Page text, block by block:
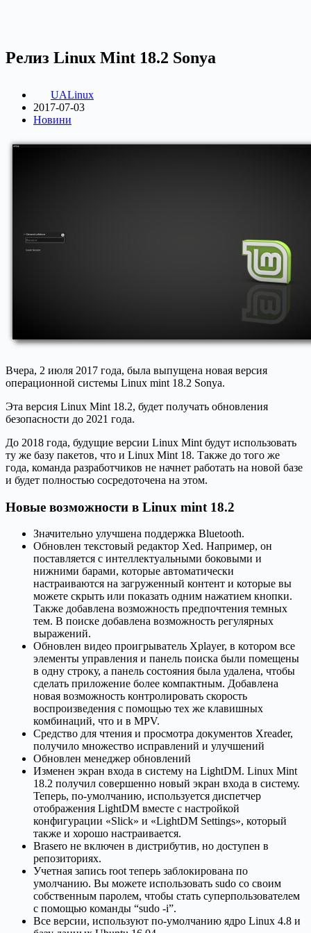
Релиз Linux Mint 18.2 Sonya
UALinux
2017-07-03
Новини
Вчера, 2 июля 2017 года, была выпущена новая версия
операционной системы Linux mint 18.2 Sonya.
Эта версия Linux Mint 18.2, будет получать обновления
безопасности до 2021 года.
До 2018 года, будущие версии Linux Mint будут использовать
ту же базу пакетов, что и Linux Mint 18. Также до того же
года, команда разработчиков не начнет работать на новой базе
и будет полностью сосредоточена на этом.
Новые возможности в Linux mint 18.2
Значительно улучшена поддержка Bluetooth.
Обновлен текстовый редактор Xed. Например, он
поставляется с интеллектуальными боковыми и
нижними барами, которые автоматически
настраиваются на загруженный контент и которые вы
можете скрыть или показать одним нажатием кнопки.
Также добавлена ​​возможность предпочтения темных
тем. В поиске добавлена возможность регулярных
выражений.
Обновлен видео проигрыватель Xplayer, в котором все
элементы управления и панель поиска были помещены
в одну строку, а панель состояния была удалена, чтобы
сделать приложение более компактным. Добавлена
новая возможность контролировать скорость
воспроизведения с помощью тех же клавишных
комбинаций, что и в MPV.
Средство для чтения и просмотра документов Xreader,
получило множество исправлений и улучшений
Обновлен менеджер обновлений
Изменен экран входа в систему на LightDM. Linux Mint
18.2 получил совершенно новый экран входа в систему.
Теперь, по-умолчанию, используется диспетчер
отображения LightDM вместе с настройкой
конфигурации «Slick» и «LightDM Settings», который
также и хорошо настраивается.
Brasero не включен в дистрибутив, но доступен в
репозиториях.
Учетная запись root теперь заблокирована по
умолчанию. Вы можете использовать sudo со своим
собственным паролем, чтобы стать суперпользователем
с помощью команды “sudo -i”.
Все версии, используют по-умолчанию ядро Linux 4.8 и